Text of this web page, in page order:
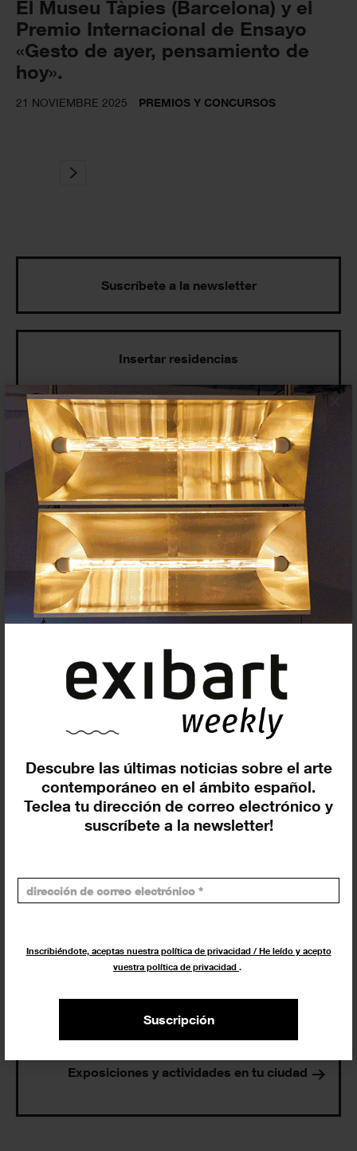
Descubre las últimas noticias sobre el arte
contemporáneo en el ámbito español.
Teclea tu dirección de correo electrónico y
suscríbete a la newsletter!
Inscribiéndote, aceptas nuestra política de privacidad / He leído y acepto
vuestra política de privacidad .
Suscripción
×
El Museu Tàpies (Barcelona) y el
Premio Internacional de Ensayo
«Gesto de ayer, pensamiento de
hoy».
21 NOVIEMBRE 2025 PREMIOS Y CONCURSOS
Suscríbete a la newsletter
Insertar residencias
Insertar exposición o evento
Agenda
Exposiciones, inauguraciones,
actividades.
¡Te ayudamos a encontrar el
evento que buscas !
Eventos de hoy
Incluir eventos web
Exposiciones y actividades en tu ciudad